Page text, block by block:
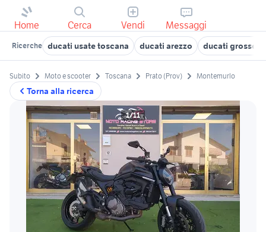
Home Cerca Vendi Messaggi
Ricerche ducati usate toscana ducati arezzo ducati
Torna alla ricerca
Subito Moto e scooter Toscana Prato (Prov) Montemurlo
1/11